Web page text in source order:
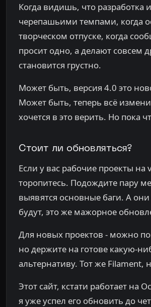
Когда видишь, что разработка
черепашьими темпами, когда
творческом отпуске, когда
просит одно, а делают совсем
становится грустно.
Может быть, версия 4.0 это
Может быть, теперь всё
хочется в это верить. Но пока
Стоит ли обновляться?
Если у вас рабочие проекты на
торопитесь. Подождите пару
выявятся основные баги. А
будут, это же мажорное
Для новых проектов - можно
но держите на готове какую-
альтернативу. Тот же Filament,
Этот сайт, кстати работает на
я уже успел его обновить до